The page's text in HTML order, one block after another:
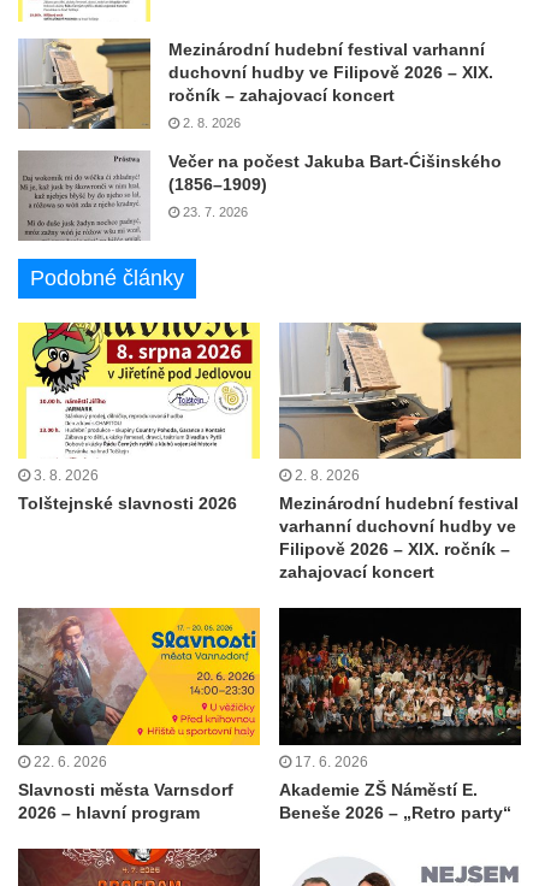
Mezinárodní hudební festival varhanní
duchovní hudby ve Filipově 2026 – XIX.
ročník – zahajovací koncert
2. 8. 2026
Večer na počest Jakuba Bart-Ćišinského
(1856–1909)
23. 7. 2026
Podobné články
3. 8. 2026
Tolštejnské slavnosti 2026
2. 8. 2026
Mezinárodní hudební festival
varhanní duchovní hudby ve
Filipově 2026 – XIX. ročník –
zahajovací koncert
22. 6. 2026
Slavnosti města Varnsdorf
2026 – hlavní program
17. 6. 2026
Akademie ZŠ Náměstí E.
Beneše 2026 – „Retro party“